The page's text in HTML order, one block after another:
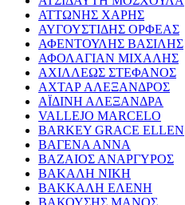
ΑΤΤΩΝΗΣ ΧΑΡΗΣ
ΑΥΓΟΥΣΤΙΔΗΣ ΟΡΦΕΑΣ
ΑΦΕΝΤΟΥΛΗΣ ΒΑΣΙΛΗΣ
ΑΦΟΛΑΓΙΑΝ ΜΙΧΑΛΗΣ
ΑΧΙΛΛΕΩΣ ΣΤΕΦΑΝΟΣ
ΑΧΤΑΡ ΑΛΕΞΑΝΔΡΟΣ
ΑΪΔΙΝΗ ΑΛΕΞΑΝΔΡΑ
VALLEJO MARCELO
BARKEY GRACE ELLEN
ΒΑΓΕΝΑ ΑΝΝΑ
ΒΑΖΑΙΟΣ ΑΝΑΡΓΥΡΟΣ
ΒΑΚΑΛΗ ΝΙΚΗ
ΒΑΚΚΑΛΗ ΕΛΕΝΗ